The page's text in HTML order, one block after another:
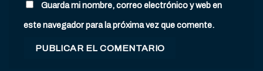
Guarda mi nombre, correo electrónico y web en
este navegador para la próxima vez que comente.